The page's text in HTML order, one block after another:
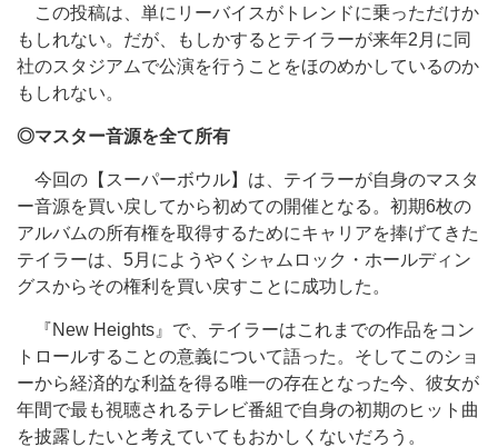
この投稿は、単にリーバイスがトレンドに乗っただけか
もしれない。だが、もしかするとテイラーが来年2月に同
社のスタジアムで公演を行うことをほのめかしているのか
もしれない。
◎マスター音源を全て所有
今回の【スーパーボウル】は、テイラーが自身のマスタ
ー音源を買い戻してから初めての開催となる。初期6枚の
アルバムの所有権を取得するためにキャリアを捧げてきた
テイラーは、5月にようやくシャムロック・ホールディン
グスからその権利を買い戻すことに成功した。
『New Heights』で、テイラーはこれまでの作品をコン
トロールすることの意義について語った。そしてこのショ
ーから経済的な利益を得る唯一の存在となった今、彼女が
年間で最も視聴されるテレビ番組で自身の初期のヒット曲
を披露したいと考えていてもおかしくないだろう。